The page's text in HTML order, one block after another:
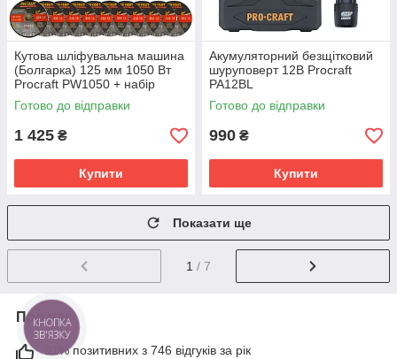
Кутова шліфувальна машина
(Болгарка) 125 мм 1050 Вт
Procraft PW1050 + набір
дисків та швидка гайка
Готово до відправки
1 425 ₴
Купити
Акумуляторний безщітковий
шуруповерт 12В Procraft
PA12BL
Готово до відправки
990 ₴
Купити
Показати ще
1 / 7
Про нас
91% позитивних з 746 відгуків за рік
КНОПКА
ЗВ'ЯЗКУ